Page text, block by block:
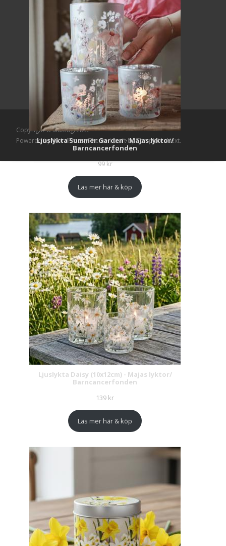
Ljuslykta Summer Garden - Majas lyktor/
Barncancerfonden
99kr
Läs mer här & köp
Ljuslykta Daisy (10x12cm) - Majas lyktor/
Barncancerfonden
139 kr
Läs mer här & köp
Copyright © Mattlagret.se
Powered by WordPress, Themei-craftby TemplatesNext.